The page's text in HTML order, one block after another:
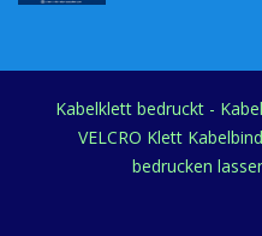
Kabelklett bedruckt -
VELCRO Klett
bedrucken